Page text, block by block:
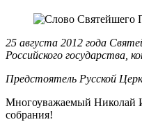
25 августа 2012 года
Российского государства,
Предстоятель Русской
Многоуважаемый Николай
собрания!